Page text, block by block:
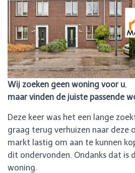
Wij zoeken geen woning voor u,
maar vinden de juiste passende
Deze keer was het een lange
graag terug verhuizen naar deze
markt lastig om aan te kunnen
dit ondervonden. Ondanks dat is
woning.